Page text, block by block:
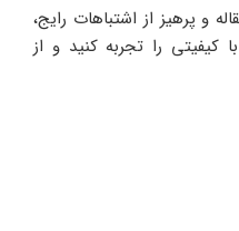
و پرهیز از اشتباهات رایج،
را تجربه کنید و از